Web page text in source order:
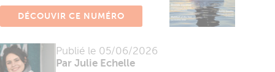
Publié le 05/06/2026
Par Julie Echelle
DÉCOUVIR CE NUMÉRO